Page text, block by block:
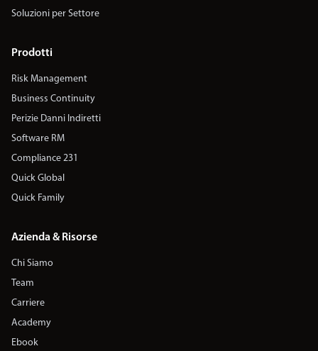
Soluzioni per Settore
Prodotti
Risk Management
Business Continuity
Perizie Danni Indiretti
Software RM
Compliance 231
Quick Global
Quick Family
Azienda & Risorse
Chi Siamo
Team
Carriere
Academy
Ebook